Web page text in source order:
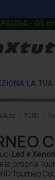
- Gli
LA TUA
Auto FORD
Led e Xenon
la propria
Tourneo